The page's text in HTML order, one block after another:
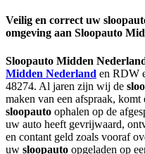
Veilig en correct uw
omgeving aan Sloopauto
Sloopauto Midden
Midden Nederland en RDW
48274. Al jaren zijn wij de
maken van een afspraak,
sloopauto ophalen op de
uw auto heeft gevrijwaard,
en contant geld zoals vooraf
uw sloopauto opgeladen op